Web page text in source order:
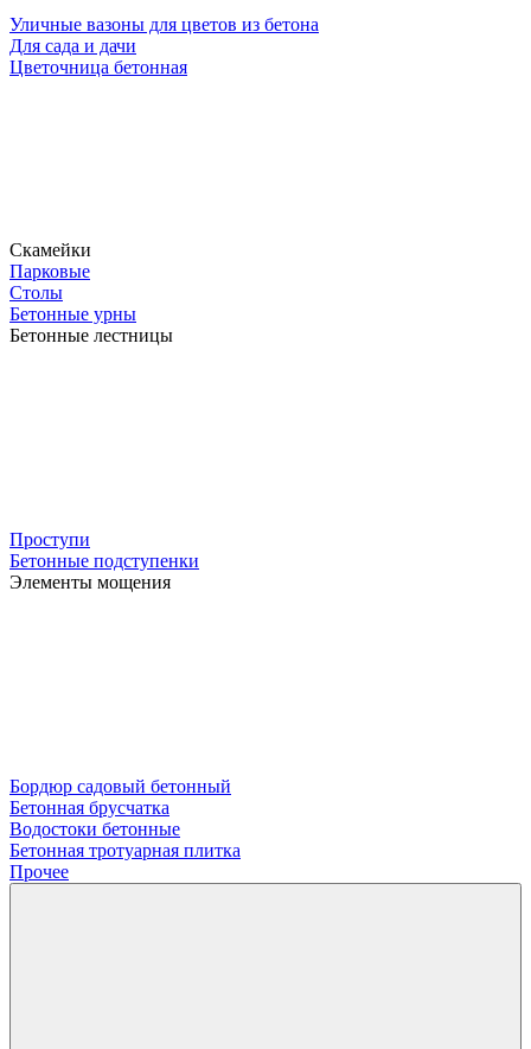
Уличные вазоны для цветов из бетона
Для сада и дачи
Цветочница бетонная
Скамейки
Парковые
Столы
Бетонные урны
Бетонные лестницы
Проступи
Бетонные подступенки
Элементы мощения
Бордюр садовый бетонный
Бетонная брусчатка
Водостоки бетонные
Бетонная тротуарная плитка
Прочее